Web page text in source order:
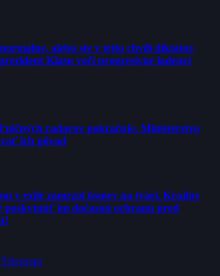
alebo ste v tejto chvíli diktátor,
Klasu voči progresívne ladenej
radarov pokračuje. Ministerstvo
ich pôvod
v exile zamrzol úsmev na tvári. Krajiny
poskytnúť im dočasnú ochranu pred
Telegram